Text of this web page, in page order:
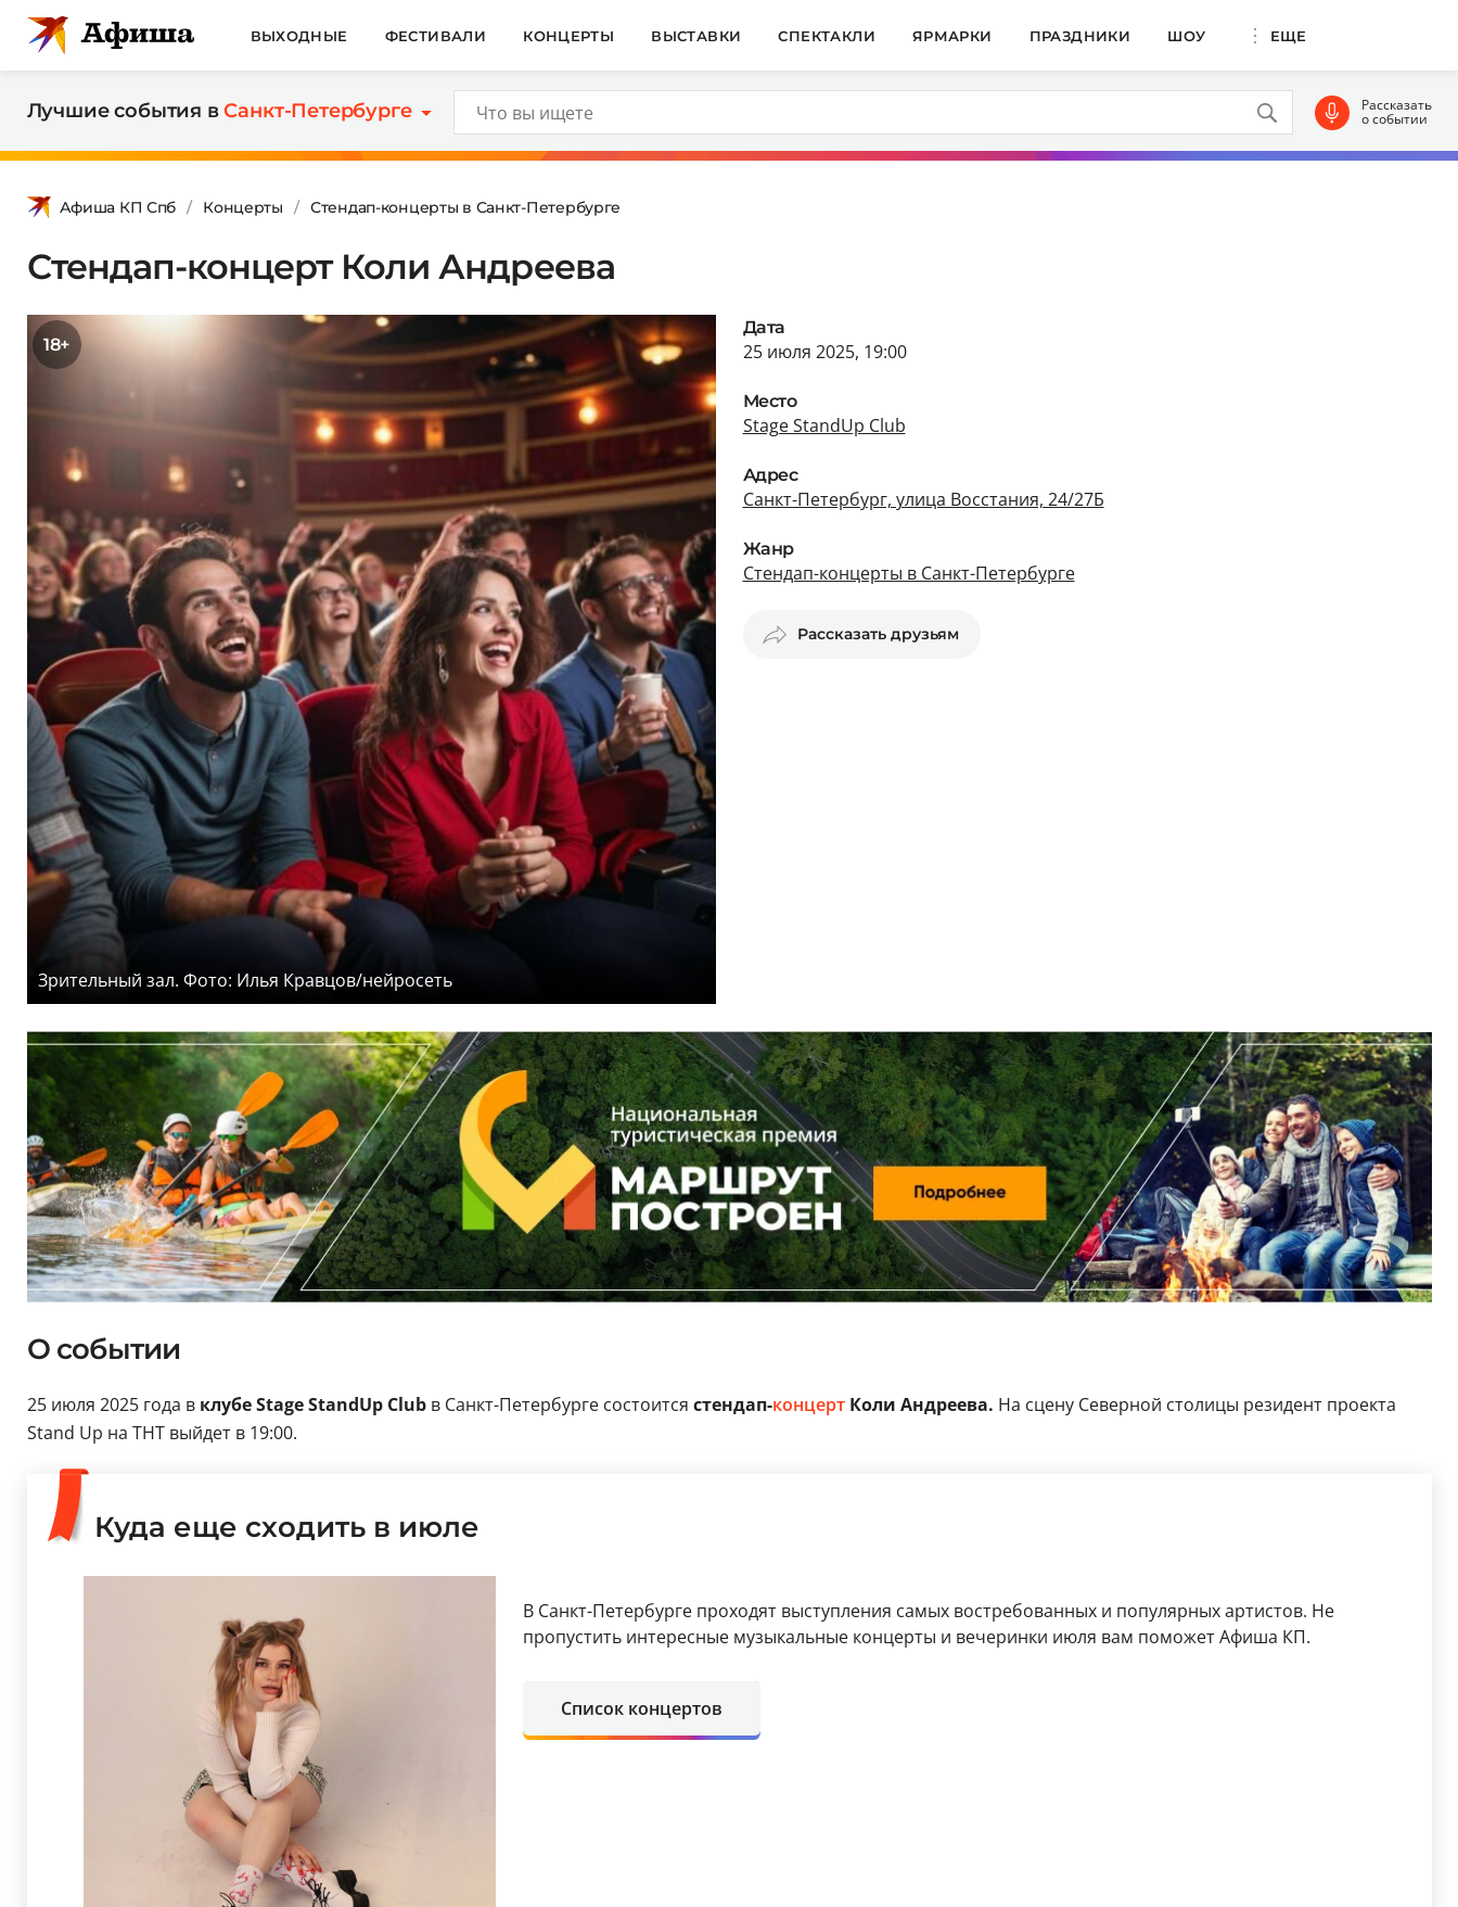
ВЫХОДНЫЕ ФЕСТИВАЛИ КОНЦЕРТЫ ВЫСТАВКИ СПЕКТАКЛИ ЯРМАРКИ ПРАЗДНИКИ ШОУ ЕЩЕ
Лучшие события вСанкт-Петербурге Рассказать
о событии
Афиша КП Спб Концерты Стендап-концерты в Санкт-Петербурге
Стендап-концерт Коли Андреева
18+
Зрительный зал. Фото: Илья Кравцов/нейросеть
Дата
25 июля 2025, 19:00
Место
Stage StandUp Club
Адрес
Санкт-Петербург, улица Восстания, 24/27Б
Жанр
Стендап-концерты в Санкт-Петербурге
Рассказать друзьям
О событии
25 июля 2025 года в клубе Stage StandUp Club в Санкт-Петербурге состоится стендап-концертКоли Андреева. На сцену Северной столицы резидент проекта
Stand Up на ТНТ выйдет в 19:00.
Куда еще сходить в июле
В Санкт-Петербурге проходят выступления самых востребованных и популярных артистов. Не
пропустить интересные музыкальные концерты и вечеринки июля вам поможет Афиша КП.
Список концертов